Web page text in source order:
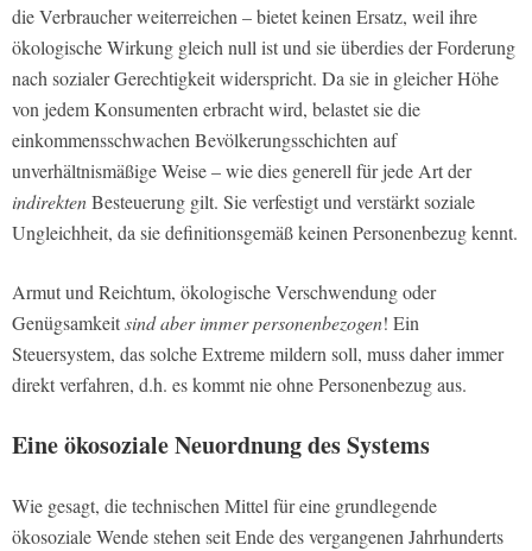
die Verbraucher weiterreichen – bietet keinen Ersatz, weil ihre
ökologische Wirkung gleich null ist und sie überdies der Forderung
nach sozialer Gerechtigkeit widerspricht. Da sie in gleicher Höhe
von jedem Konsumenten erbracht wird, belastet sie die
einkommensschwachen Bevölkerungsschichten auf
unverhältnismäßige Weise – wie dies generell für jede Art der
indirektenBesteuerung gilt. Sie verfestigt und verstärkt soziale
Ungleichheit, da sie definitionsgemäß keinen Personenbezug kennt.
Armut und Reichtum, ökologische Verschwendung oder
Genügsamkeitsind aber immer personenbezogen! Ein
Steuersystem, das solche Extreme mildern soll, muss daher immer
direkt verfahren, d.h. es kommt nie ohne Personenbezug aus.
Eine ökosoziale Neuordnung des Systems
Wie gesagt, die technischen Mittel für eine grundlegende
ökosoziale Wende stehen seit Ende des vergangenen Jahrhunderts